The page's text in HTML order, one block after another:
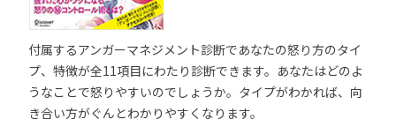
付属するアンガーマネジメント診断であなたの怒り方のタイ
プ、特徴が全11項目にわたり診断できます。あなたはどのよ
うなことで怒りやすいのでしょうか。タイプがわかれば、向
き合い方がぐんとわかりやすくなります。